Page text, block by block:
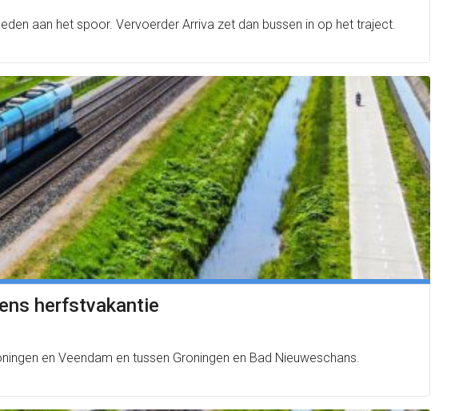
aan het spoor. Vervoerder Arriva zet dan bussen in op het traject.
herfstvakantie
en Veendam en tussen Groningen en Bad Nieuweschans.